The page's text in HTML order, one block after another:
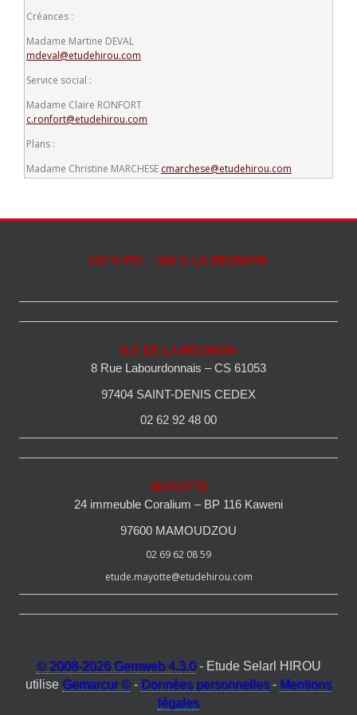
Créances :
Madame Martine DEVAL
mdeval@etudehirou.com
Service social :
Madame Claire RONFORT
c.ronfort@etudehirou.com
Plans :
Madame Christine MARCHESE cmarchese@etudehirou.com
100 % PEI - 100 % LA REUNION
ILE DE LA REUNION
8 Rue Labourdonnais – CS 61053
97404 SAINT-DENIS CEDEX
02 62 92 48 00
MAYOTTE
24 immeuble Coralium – BP 116 Kaweni
97600 MAMOUDZOU
02 69 62 08 59
etude.mayotte@etudehirou.com
© 2008-2026 Gemweb 4.3.0- Etude Selarl HIROU
utilise Gemarcur © - Données personnelles - Mentions
légales